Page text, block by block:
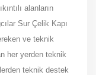
alanların
Sur Çelik Kapı
ve teknik
her yerden teknik
teknik destek